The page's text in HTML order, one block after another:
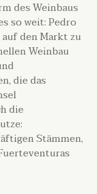
des Weinbaus
so weit: Pedro
den Markt zu
Weinbau
die das
die
Stämmen,